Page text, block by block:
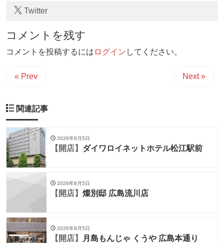
Twitter
コメントを残す
コメントを投稿するには ログイン してください。
« Prev Next »
関連記事
2026年8月5日
【開店】 ダイワロイネットホテル松江駅前
2026年8月5日
【開店】 燦別邸 広島流川店
2026年8月5日
【開店】 月島もんじゃ くうや 広島本通り